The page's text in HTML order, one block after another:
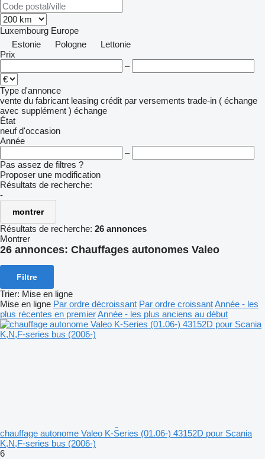
Luxembourg Europe
Estonie
Pologne
Lettonie
Prix
–
Type d'annonce
vente du fabricant leasing crédit par versements trade-in ( échange
avec supplément ) échange
État
neuf d'occasion
Année
–
Pas assez de filtres ?
Proposer une modification
Résultats de recherche:
-
montrer
Résultats de recherche: 26 annonces
Montrer
26 annonces: Chauffages autonomes Valeo
Filtre
Trier: Mise en ligne
Mise en ligne Par ordre décroissant Par ordre croissantAnnée - les
plus récentes en premierAnnée - les plus anciens au début
chauffage autonome Valeo K-Series (01.06-) 43152D pour Scania
K,N,F-series bus (2006-)
6